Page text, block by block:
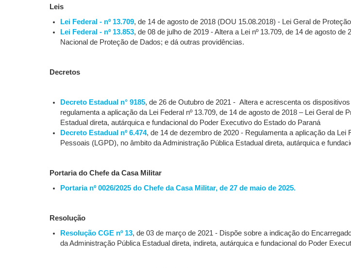
Leis
Lei Federal - nº 13.709, de 14 de agosto de 2018 (DOU 15.08.2018) - Lei Geral de
Lei Federal - nº 13.853, de 08 de julho de 2019 - Altera a Lei nº 13.709, de 14 de agosto
Nacional de Proteção de Dados; e dá outras providências.
Decretos
Decreto Estadual n° 9185, de 26 de Outubro de 2021 - Altera e acrescenta os
regulamenta a aplicação da Lei Federal nº 13.709, de 14 de agosto de 2018 – Lei Geral
Estadual direta, autárquica e fundacional do Poder Executivo do Estado do Paraná
Decreto Estadual nº 6.474, de 14 de dezembro de 2020 - Regulamenta a aplicação da
Pessoais (LGPD), no âmbito da Administração Pública Estadual direta, autárquica e
Portaria do Chefe da Casa Militar
Portaria nº 0026/2025 do Chefe da Casa Militar, de 27 de maio de 2025.
Resolução
Resolução CGE nº 13, de 03 de março de 2021 - Dispõe sobre a indicação do
da Administração Pública Estadual direta, indireta, autárquica e fundacional do Poder